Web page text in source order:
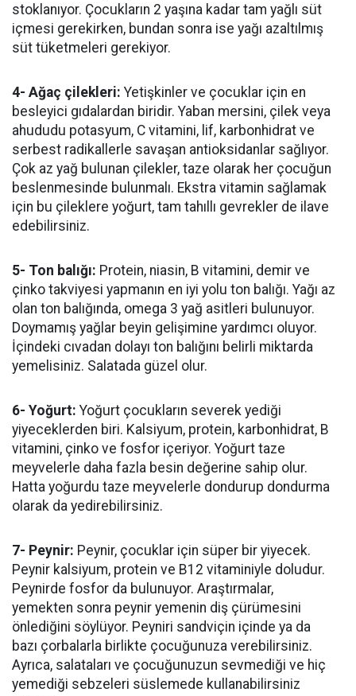
stoklanıyor. Çocukların 2 yaşına kadar tam yağlı süt
içmesi gerekirken, bundan sonra ise yağı azaltılmış
süt tüketmeleri gerekiyor.
4- Ağaç çilekleri: Yetişkinler ve çocuklar için en
besleyici gıdalardan biridir. Yaban mersini, çilek veya
ahududu potasyum, C vitamini, lif, karbonhidrat ve
serbest radikallerle savaşan antioksidanlar sağlıyor.
Çok az yağ bulunan çilekler, taze olarak her çocuğun
beslenmesinde bulunmalı. Ekstra vitamin sağlamak
için bu çileklere yoğurt, tam tahıllı gevrekler de ilave
edebilirsiniz.
5- Ton balığı: Protein, niasin, B vitamini, demir ve
çinko takviyesi yapmanın en iyi yolu ton balığı. Yağı az
olan ton balığında, omega 3 yağ asitleri bulunuyor.
Doymamış yağlar beyin gelişimine yardımcı oluyor.
İçindeki cıvadan dolayı ton balığını belirli miktarda
yemelisiniz. Salatada güzel olur.
6- Yoğurt: Yoğurt çocukların severek yediği
yiyeceklerden biri. Kalsiyum, protein, karbonhidrat, B
vitamini, çinko ve fosfor içeriyor. Yoğurt taze
meyvelerle daha fazla besin değerine sahip olur.
Hatta yoğurdu taze meyvelerle dondurup dondurma
olarak da yedirebilirsiniz.
7- Peynir: Peynir, çocuklar için süper bir yiyecek.
Peynir kalsiyum, protein ve B12 vitaminiyle doludur.
Peynirde fosfor da bulunuyor. Araştırmalar,
yemekten sonra peynir yemenin diş çürümesini
önlediğini söylüyor. Peyniri sandviçin içinde ya da
bazı çorbalarla birlikte çocuğunuza verebilirsiniz.
Ayrıca, salataları ve çocuğunuzun sevmediği ve hiç
yemediği sebzeleri süslemede kullanabilirsiniz